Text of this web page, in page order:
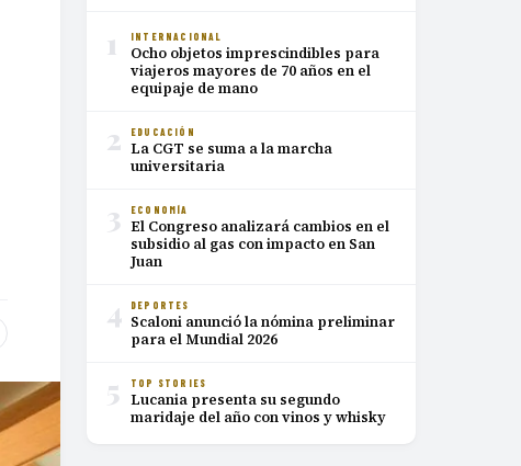
1 INTERNACIONAL
Ocho objetos imprescindibles para
viajeros mayores de 70 años en el
equipaje de mano
2 EDUCACIÓN
La CGT se suma a la marcha
universitaria
3 ECONOMÍA
El Congreso analizará cambios en el
subsidio al gas con impacto en San
Juan
4 DEPORTES
Scaloni anunció la nómina preliminar
para el Mundial 2026
5 TOP STORIES
Lucania presenta su segundo
maridaje del año con vinos y whisky